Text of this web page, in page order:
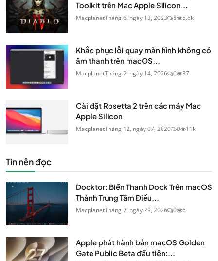
Toolkit trên Mac Apple Silicon...
MacplanetTháng 6, ngày 13, 2023 8 5.6k
Khắc phục lỗi quay màn hình không có
âm thanh trên macOS...
MacplanetTháng 2, ngày 14, 2026 0 37
Cài đặt Rosetta 2 trên các máy Mac
Apple Silicon
MacplanetTháng 12, ngày 07, 2020 0 11k
Tin nên đọc
Docktor: Biến Thanh Dock Trên macOS
Thành Trung Tâm Điều...
MacplanetTháng 7, ngày 29, 2026 0 6
Apple phát hành bản macOS Golden
Gate Public Beta đầu tiên:...